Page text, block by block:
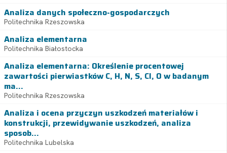
Analiza danych społeczno-gospodarczych
Politechnika Rzeszowska
Analiza elementarna
Politechnika Białostocka
Analiza elementarna: Określenie procentowej
zawartości pierwiastków C, H, N, S, Cl, O w badanym
ma...
Politechnika Rzeszowska
Analiza i ocena przyczyn uszkodzeń materiałów i
konstrukcji, przewidywanie uszkodzeń, analiza
sposob...
Politechnika Lubelska